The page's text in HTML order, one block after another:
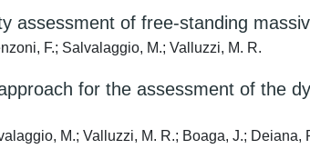
assessment of free-standing
F.; Salvalaggio, M.; Valluzzi, M. R.
for the assessment of the
M.; Valluzzi, M. R.; Boaga, J.; Deiana,